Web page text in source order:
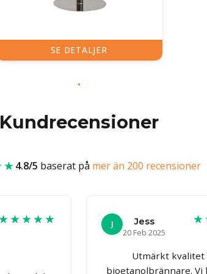
SE DETALJER
Kundrecensioner
4.8/5 baserat på mer än 200 recensioner
J
Jess
20 Feb 2025
Utmärkt kvalitet
bioetanolbrännare. Vi